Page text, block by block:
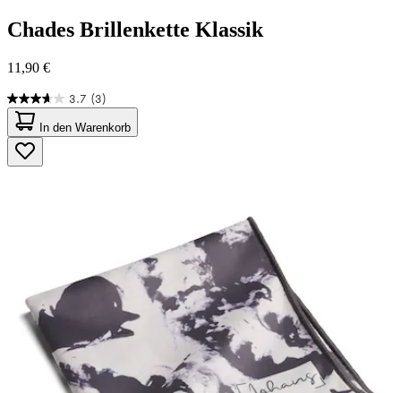
Chades Brillenkette Klassik
11,90 €
3.7 (3)
3.7
von
5
Sternen.
3
In den Warenkorb